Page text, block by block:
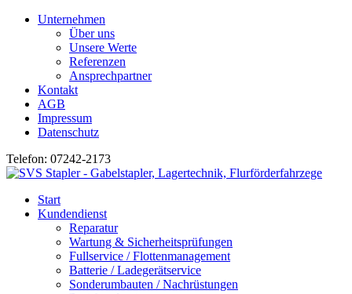
Unternehmen
Über uns
Unsere Werte
Referenzen
Ansprechpartner
Kontakt
AGB
Impressum
Datenschutz
Telefon: 07242-2173
Start
Kundendienst
Reparatur
Wartung & Sicherheitsprüfungen
Fullservice / Flottenmanagement
Batterie / Ladegerätservice
Sonderumbauten / Nachrüstungen